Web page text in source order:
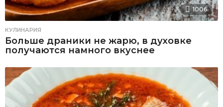
1006
КУЛИНАРИЯ
Больше драники не жарю, в духовке
получаются намного вкуснее